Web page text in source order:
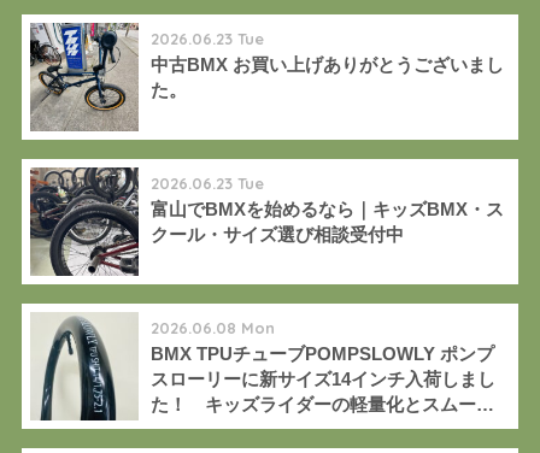
2026.06.23 Tue
中古BMX お買い上げありがとうございまし
た。
2026.06.23 Tue
富山でBMXを始めるなら｜キッズBMX・ス
クール・サイズ選び相談受付中
2026.06.08 Mon
BMX TPUチューブPOMPSLOWLY ポンプ
スローリーに新サイズ14インチ入荷しまし
た！ キッズライダーの軽量化とスムーズ
な加速に。